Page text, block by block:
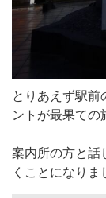
とりあえず駅前
ントが最果ての
案内所の方と話
くことになりま